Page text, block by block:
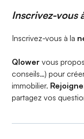
Inscrivez-vous
Inscrivez-vous à la
Qlower vous
conseils…) pour
immobilier.
partagez vos